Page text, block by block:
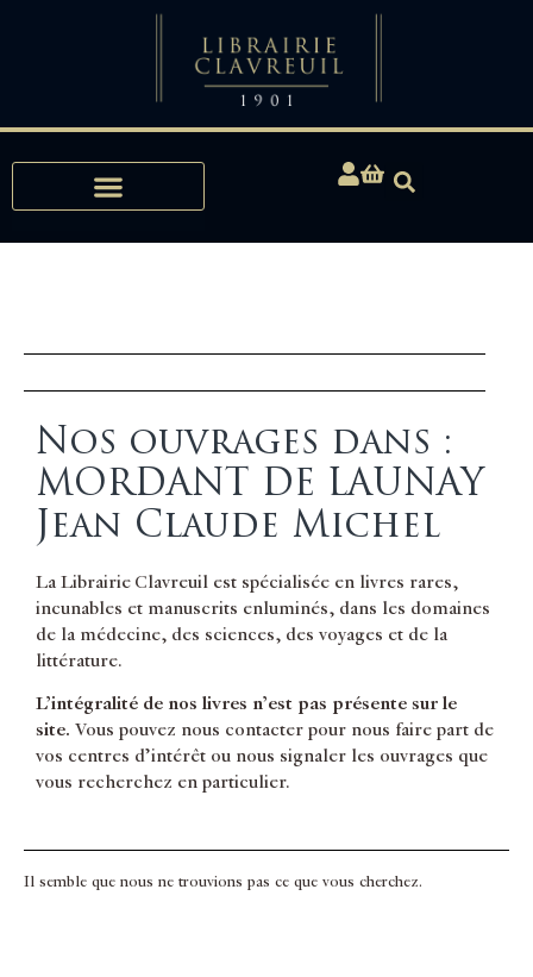
Nos ouvrages dans :
MORDANT DE LAUNAY
Jean Claude Michel
La Librairie Clavreuil est spécialisée en livres rares,
incunables et manuscrits enluminés, dans les domaines
de la médecine, des sciences, des voyages et de la
littérature.
L’intégralité de nos livres n’est pas présente sur le
site. Vous pouvez nous contacter pour nous faire part de
vos centres d’intérêt ou nous signaler les ouvrages que
vous recherchez en particulier.
Il semble que nous ne trouvions pas ce que vous cherchez.